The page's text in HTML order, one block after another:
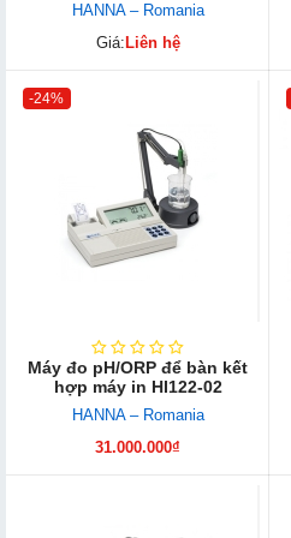
HANNA – Romania
Giá:Liên hệ
-24%
Máy đo pH/ORP để bàn kết
hợp máy in HI122-02
HANNA – Romania
31.000.000₫